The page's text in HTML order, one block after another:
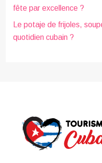
fête par excellence ?
Le potaje de frijoles,
quotidien cubain ?